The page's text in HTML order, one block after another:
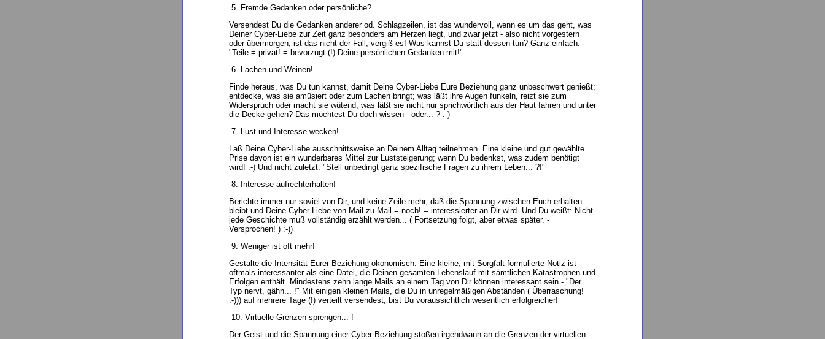
5. Fremde Gedanken oder persönliche?
Versendest Du die Gedanken anderer od. Schlagzeilen, ist das wundervoll, wenn es um das geht, was
Deiner Cyber-Liebe zur Zeit ganz besonders am Herzen liegt, und zwar jetzt - also nicht vorgestern
oder übermorgen; ist das nicht der Fall, vergiß es! Was kannst Du statt dessen tun? Ganz einfach:
"Teile = privat! = bevorzugt (!) Deine persönlichen Gedanken mit!"
6. Lachen und Weinen!
Finde heraus, was Du tun kannst, damit Deine Cyber-Liebe Eure Beziehung ganz unbeschwert genießt;
entdecke, was sie amüsiert oder zum Lachen bringt; was läßt ihre Augen funkeln, reizt sie zum
Widerspruch oder macht sie wütend; was läßt sie nicht nur sprichwörtlich aus der Haut fahren und unter
die Decke gehen? Das möchtest Du doch wissen - oder... ? :-)
7. Lust und Interesse wecken!
Laß Deine Cyber-Liebe ausschnittsweise an Deinem Alltag teilnehmen. Eine kleine und gut gewählte
Prise davon ist ein wunderbares Mittel zur Luststeigerung; wenn Du bedenkst, was zudem benötigt
wird! :-) Und nicht zuletzt: "Stell unbedingt ganz spezifische Fragen zu ihrem Leben... ?!"
8. Interesse aufrechterhalten!
Berichte immer nur soviel von Dir, und keine Zeile mehr, daß die Spannung zwischen Euch erhalten
bleibt und Deine Cyber-Liebe von Mail zu Mail = noch! = interessierter an Dir wird. Und Du weißt: Nicht
jede Geschichte muß vollständig erzählt werden... ( Fortsetzung folgt, aber etwas später. -
Versprochen! ) :-))
9. Weniger ist oft mehr!
Gestalte die Intensität Eurer Beziehung ökonomisch. Eine kleine, mit Sorgfalt formulierte Notiz ist
oftmals interessanter als eine Datei, die Deinen gesamten Lebenslauf mit sämtlichen Katastrophen und
Erfolgen enthält. Mindestens zehn lange Mails an einem Tag von Dir können interessant sein - "Der
Typ nervt, gähn... !" Mit einigen kleinen Mails, die Du in unregelmäßigen Abständen ( Überraschung!
:-))) auf mehrere Tage (!) verteilt versendest, bist Du voraussichtlich wesentlich erfolgreicher!
10. Virtuelle Grenzen sprengen... !
Der Geist und die Spannung einer Cyber-Beziehung stoßen irgendwann an die Grenzen der virtuellen